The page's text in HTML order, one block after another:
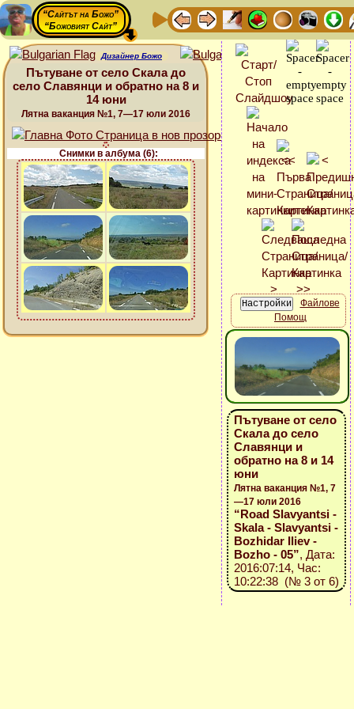
“Сайтът на Божо”
“Божовият Сайт”
Дизайнер Божо
Пътуване от село Скала до
село Славянци и обратно на 8 и
14 юни
Лятна ваканция №1, 7—17 юли 2016
Снимки в албума (6):
Файлове
Помощ
Пътуване от село
Скала до село
Славянци и
обратно на 8 и 14
юни
Лятна ваканция №1, 7
—17 юли 2016
“Road Slavyantsi -
Skala - Slavyantsi -
Bozhidar Iliev -
Bozho - 05”, Дата:
2016:07:14, Час:
10:22:38 (№ 3 от 6)